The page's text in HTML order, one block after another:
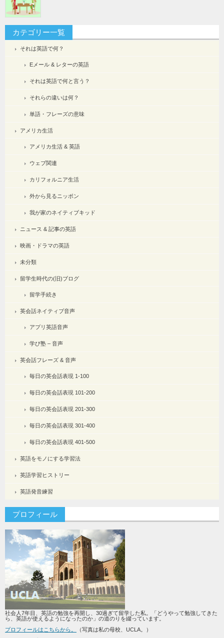
カテゴリー一覧
それは英語で何？
Eメール & レターの英語
それは英語で何と言う？
それらの違いは何？
単語・フレーズの意味
アメリカ生活
アメリカ生活 & 英語
ウェブ関連
カリフォルニア生活
外から見るニッポン
我が家のネイティブキッド
ニュース & 記事の英語
映画・ドラマの英語
未分類
留学生時代の(旧)ブログ
留学手続き
英会話ネイティブ音声
アプリ英語音声
学び塾 – 音声
英会話フレーズ & 音声
毎日の英会話表現 1-100
毎日の英会話表現 101-200
毎日の英会話表現 201-300
毎日の英会話表現 301-400
毎日の英会話表現 401-500
英語をモノにする学習法
英語学習ヒストリー
英語発音練習
プロフィール
社会人7年目、英語の勉強を再開し、30過ぎて留学した私。「どうやって勉強してきた
ら、英語が使えるようになったのか」の道のりを綴っています。
プロフィールはこちらから。
（写真は私の母校、UCLA。）